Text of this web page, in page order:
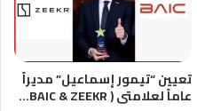
تعيين “تيمور إسماعيل” مديراً
عاماً لعلامتى ( BAIC & ZEEKR…